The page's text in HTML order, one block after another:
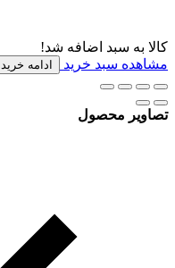
کالا به سبد اضافه شد!
مشاهده سبد خرید
ادامه خرید
تصاویر محصول